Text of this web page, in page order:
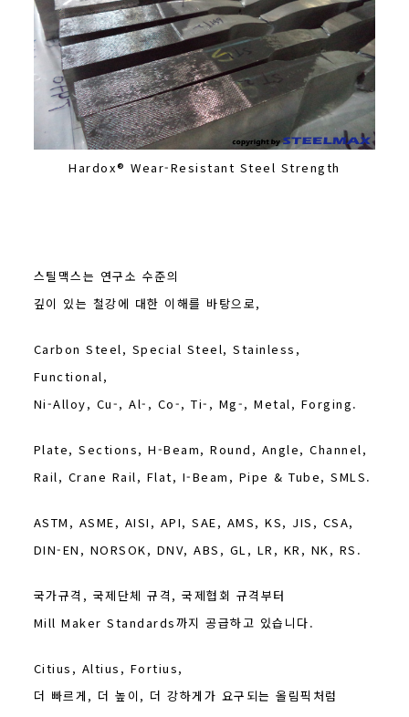
Hardox® Wear-Resistant Steel Strength
스틸맥스는 연구소 수준의
깊이 있는 철강에 대한 이해를 바탕으로,
Carbon Steel, Special Steel, Stainless,
Functional,
Ni-Alloy, Cu-, Al-, Co-, Ti-, Mg-, Metal, Forging.
Plate, Sections, H-Beam, Round, Angle, Channel,
Rail, Crane Rail, Flat, I-Beam, Pipe & Tube, SMLS.
ASTM, ASME, AISI, API, SAE, AMS, KS, JIS, CSA,
DIN-EN, NORSOK, DNV, ABS, GL, LR, KR, NK, RS.
국가규격, 국제단체 규격, 국제협회 규격부터
Mill Maker Standards까지 공급하고 있습니다.
Citius, Altius, Fortius,
더 빠르게, 더 높이, 더 강하게가 요구되는 올림픽처럼